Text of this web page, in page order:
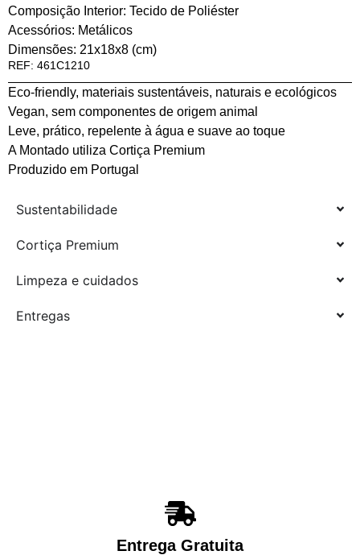
Composição Interior: Tecido de Poliéster
Acessórios: Metálicos
Dimensões: 21x18x8 (cm)
REF: 461C1210
Eco-friendly, materiais sustentáveis, naturais e ecológicos
Vegan, sem componentes de origem animal
Leve, prático, repelente à água e suave ao toque
A Montado utiliza Cortiça Premium
Produzido em Portugal
Sustentabilidade
Cortiça Premium
Limpeza e cuidados
Entregas
Entrega Gratuita